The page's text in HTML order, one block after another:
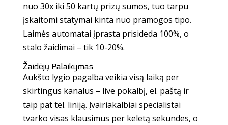
nuo 30x iki 50 kartų prizų sumos, tuo tarpu
įskaitomi statymai kinta nuo pramogos tipo.
Laimės automatai įprasta prisideda 100%, o
stalo žaidimai – tik 10-20%.
Žaidėjų Palaikymas
Aukšto lygio pagalba veikia visą laiką per
skirtingus kanalus – live pokalbį, el. paštą ir
taip pat tel. liniją. Įvairiakalbiai specialistai
tvarko visas klausimus per keletą sekundes, o